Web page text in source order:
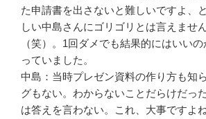
た申請書を出さないと難しいですよ、
しい中島さんにゴリゴリとは言えませ
（笑）。1回ダメでも結果的にはいい
っていました。
中島：当時プレゼン資料の作り方も知
グもない。わからないことだらけだっ
は答えを言わない。これ、大事ですよ